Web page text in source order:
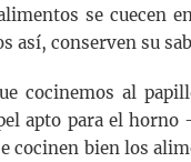
se cuecen
así, conserven su
cocinemos al
apto para el
cocinen bien los